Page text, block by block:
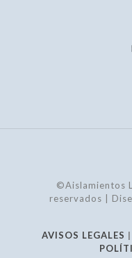
©Aislamientos
reservados |
AVISOS LEGALES |